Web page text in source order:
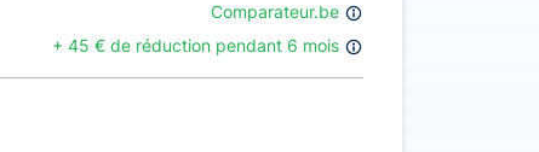
Comparateur.be
+45 € de réduction pendant 6 mois